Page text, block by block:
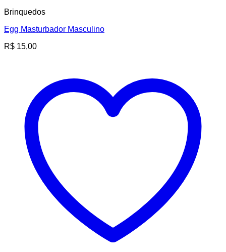
Brinquedos
Egg Masturbador Masculino
R$ 15,00